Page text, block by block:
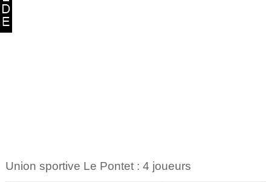
Union sportive Le Pontet : 4 joueurs